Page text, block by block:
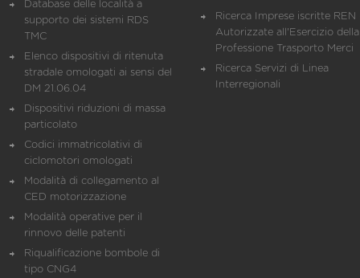
Database delle località a
supporto dei sistemi RDS
TMC
Elenco dispositivi di ritenuta
stradale omologati ai sensi del
DM 21.06.04
Dispositivi riduzioni di massa
particolato
Codici immatricolativi di
ciclomotori omologati
Modalità di collegamento al
CED motorizzazione
Modalità operative per il
rinnovo delle patenti
Riqualificazione bombole di
tipo CNG4
Ricerca Imprese iscritte REN
Autorizzate all'Esercizio della
Professione Trasporto Merci
Ricerca Servizi di Linea
Interregionali